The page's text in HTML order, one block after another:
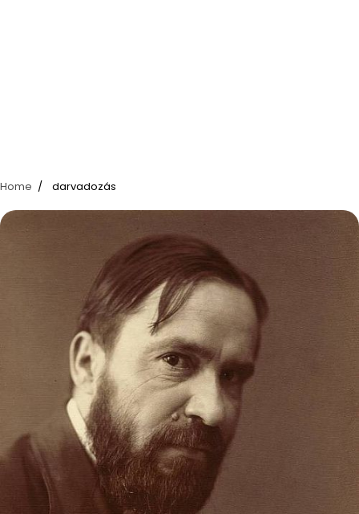
Home darvadozás